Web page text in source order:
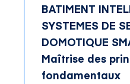
BATIMENT
SYSTEMES DE
DOMOTIQUE
Maîtrise des
fondamentaux